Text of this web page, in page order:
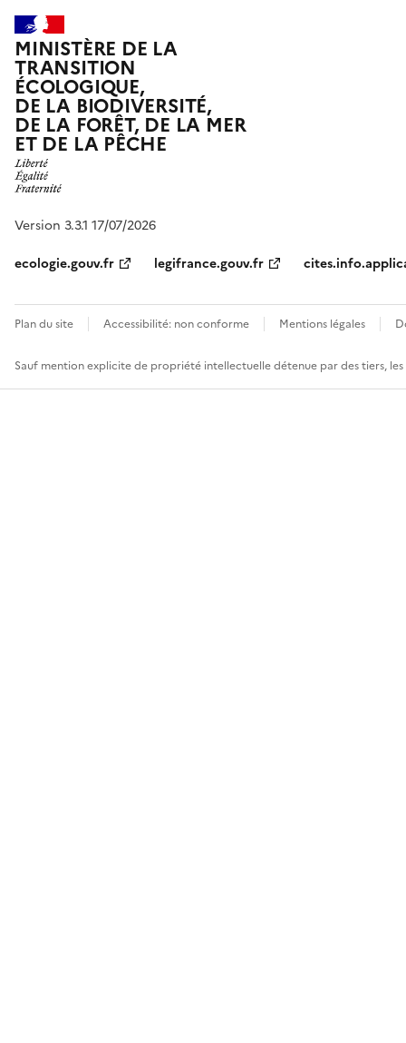
MINISTÈRE DE LA
TRANSITION
ÉCOLOGIQUE,
DE LA BIODIVERSITÉ,
DE LA FORÊT, DE LA MER
ET DE LA PÊCHE
Version 3.3.1 17/07/2026
ecologie.gouv.fr
legifrance.gouv.fr
Plan du site Accessibilité: non conforme Mentions légales
Sauf mention explicite de propriété intellectuelle détenue par des tiers,